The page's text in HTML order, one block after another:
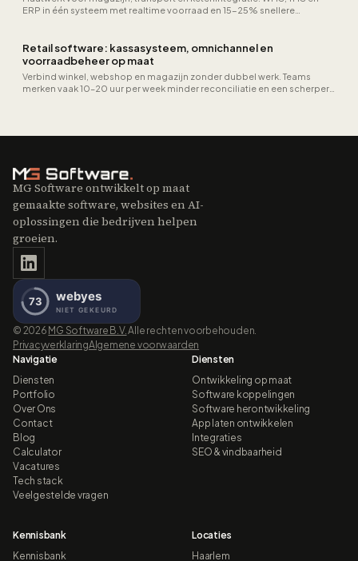
ERP in één systeem met realtime voorraad en 15-25% snellere
Retail software: kassasysteem, omnichannel en
voorraadbeheer op maat
Verbind winkel, webshop en magazijn zonder dubbel werk. Teams
merken vaak 10–20 uur per week minder reconciliatie en een scherpere
MG Software ontwikkelt op maat
gemaakte software, websites en AI-
oplossingen die bedrijven helpen
groeien.
© 2026 MG Software B.V. Alle rechten voorbehouden.
PrivacyverklaringAlgemene voorwaarden
Navigatie
Diensten
Portfolio
Over Ons
Contact
Blog
Calculator
Vacatures
Tech stack
Veelgestelde vragen
Diensten
Ontwikkeling op maat
Software koppelingen
Software herontwikkeling
App laten ontwikkelen
Integraties
SEO & vindbaarheid
Kennisbank
Kennisbank
Locaties
Haarlem